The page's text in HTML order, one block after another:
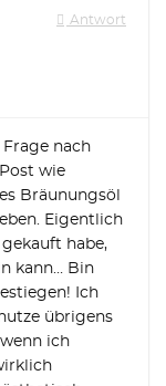
Antwort
nach
wie
Bräunungsöl
Eigentlich
habe,
kann… Bin
Ich
übrigens
ich